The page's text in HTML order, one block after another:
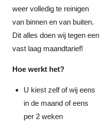
weer volledig te reinigen
van binnen en van buiten.
Dit alles doen wij tegen een
vast laag maandtarief!
Hoe werkt het?
U kiest zelf of wij eens
in de maand of eens
per 2 weken